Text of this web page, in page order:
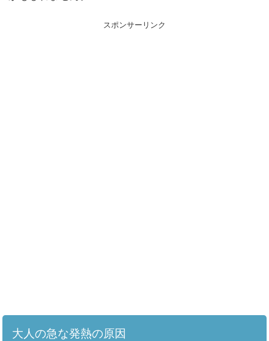
スポンサーリンク
大人の急な発熱の原因